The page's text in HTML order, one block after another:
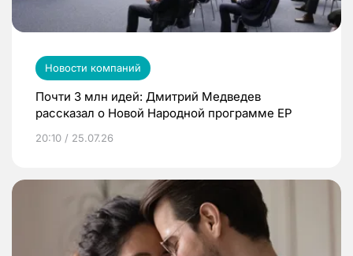
Новости компаний
Почти 3 млн идей: Дмитрий Медведев
рассказал о Новой Народной программе ЕР
20:10 / 25.07.26